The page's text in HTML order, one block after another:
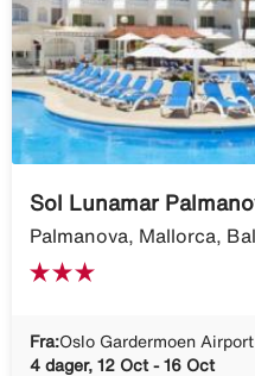
Sol Lunamar
Palmanova, Mallorca,
Fra:Oslo Gardermoen Airport
4 dager, 12 Oct - 16 Oct